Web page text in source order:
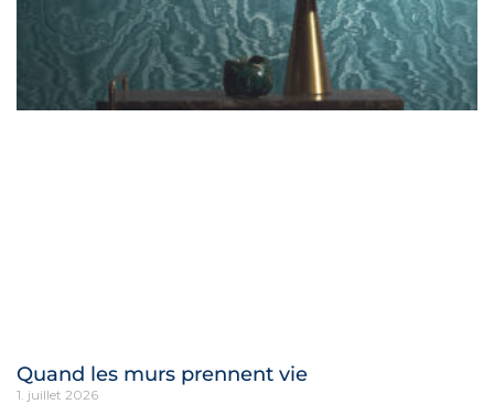
Quand les murs prennent vie
1. juillet 2026